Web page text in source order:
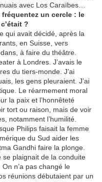
avec Los Caraïbes…
fréquentez un cercle : le
?
qui avait décidé, après la
en Suisse, vers
à faire du théâtre.
à Londres. J’avais le
du tiers-monde. J’ai
les gens pleuraient. J’ai
Le réarmement moral
la paix et l’honnêteté
tort ou raison, mais de voir
notamment l’humilité.
Philips faisait la femme
du Sud aider les
Gandhi faire la plonge.
se plaignait de la conduite
n’a pas changé le
réunions débutaient par un